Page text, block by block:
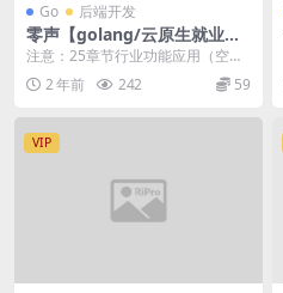
Go 后端开发
零声【golang/云原生就业课
二期】（Go语言/分布式/微服
务/DevOps/k8s）
注意：25章节行业功能应用（空
缺）介意勿下 注意：25章节行业功
能应用（空缺）介...
2 年前 242 59
VIP